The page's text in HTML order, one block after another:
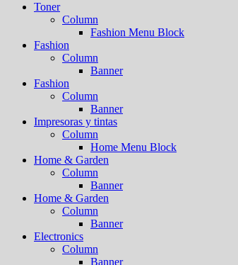
Toner
Column
Fashion Menu Block
Fashion
Column
Banner
Fashion
Column
Banner
Impresoras y tintas
Column
Home Menu Block
Home & Garden
Column
Banner
Home & Garden
Column
Banner
Electronics
Column
Banner